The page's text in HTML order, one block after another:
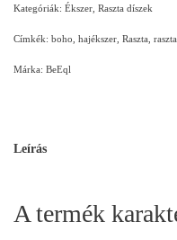
Kategóriák: Ékszer Raszta díszek
Címkék: boho hajékszer Raszta
Márka: BeEql
Leírás
A termék